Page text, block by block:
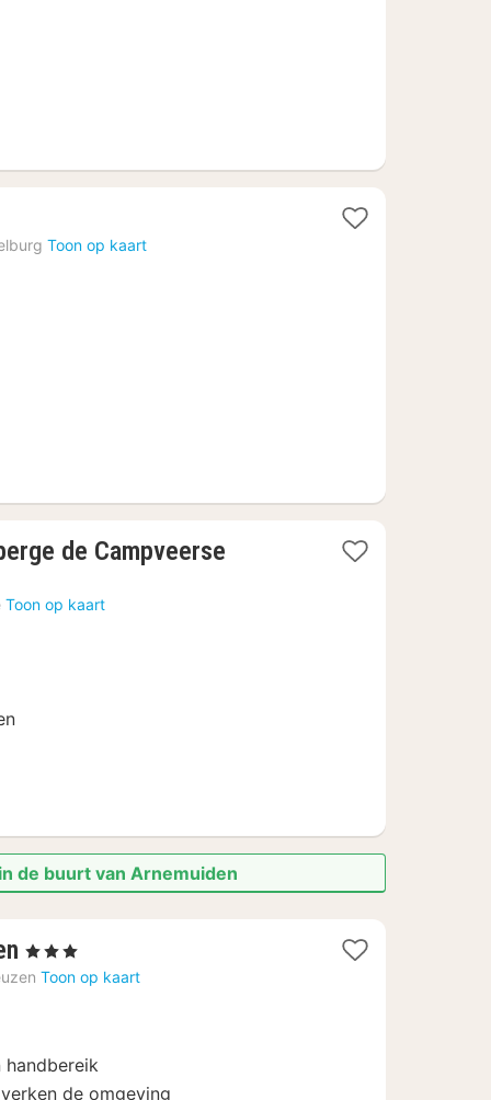
Toon op kaart
de Campveerse
Toon op kaart
de buurt van Arnemuiden
1
nacht
94
, 3 Sterren
Toon op kaart
handbereik
de omgeving